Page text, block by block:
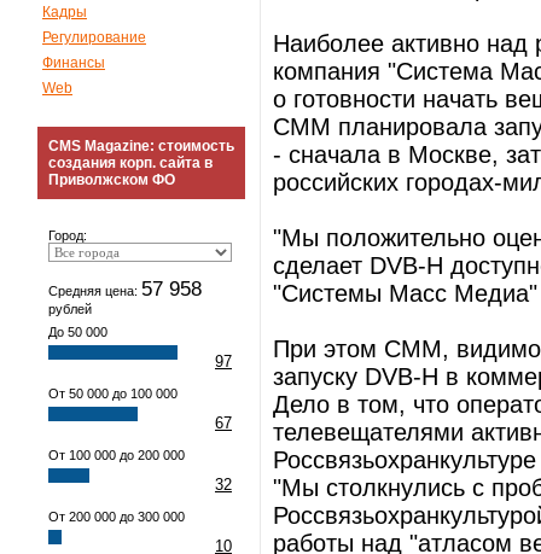
Кадры
Регулирование
Финансы
Web
CMS Magazine: стоимость
создания корп. сайта в
Приволжском ФО
Город:
Средняя цена: 57 958
рублей
До 50 000
97
От 50 000 до 100 000
67
От 100 000 до 200 000
32
От 200 000 до 300 000
10
Наиболее активно над
компания "Система
о готовности начать
СММ планировала
- сначала в Москве,
российских городах-
"Мы положительно
сделает DVB-H
"Системы Масс
При этом СММ,
запуску DVB-H в
Дело в том, что
телевещателями
"Мы столкнулись с
работы над "атласом